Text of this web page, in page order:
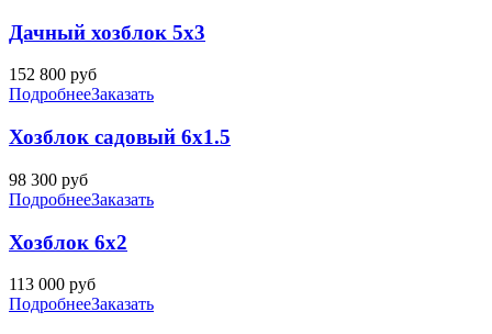
Дачный хозблок 5х3
152 800 руб
ПодробнееЗаказать
Хозблок садовый 6х1.5
98 300 руб
ПодробнееЗаказать
Хозблок 6х2
113 000 руб
ПодробнееЗаказать